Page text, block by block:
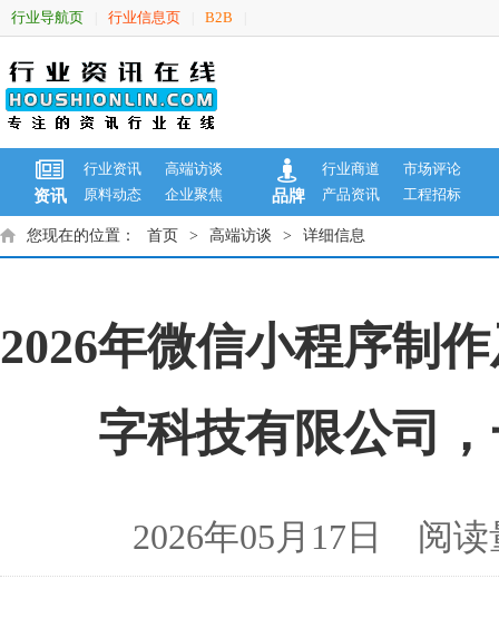
行业导航页 行业信息页 B2B
资讯
行业资讯
高端访谈
原料动态
企业聚焦 品牌
行业商道
市场评论
产品资讯
工程招标
您现在的位置： 首页 > 高端访谈 > 详细信息
2026年微信小程序制
字科技有限公司
2026年05月17日 阅